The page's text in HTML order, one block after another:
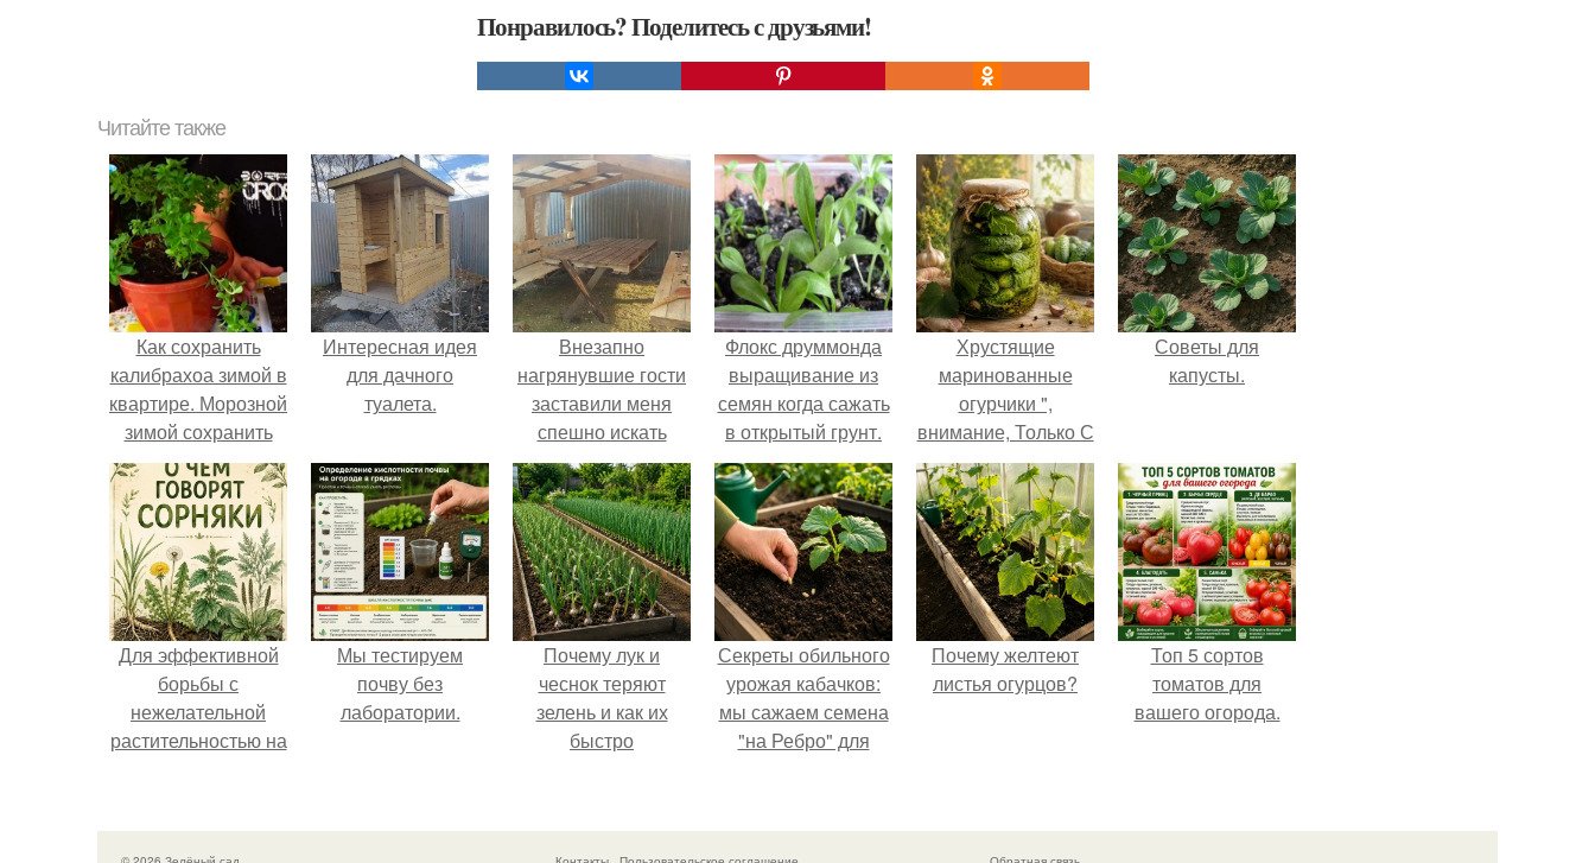
Понравилось? Поделитесь с друзьями!
Читайте также
Как сохранить
калибрахоа зимой в
квартире. Морозной
зимой сохранить
калибрахоа дома –
как это сделать
правильно?
Интересная идея
для дачного
туалета.
Внезапно
нагрянувшие гости
заставили меня
спешно искать
решение, так как на
обстоятельный
ремонт времени
катастрофически не
хватало.
Флокс друммонда
выращивание из
семян когда сажать
в открытый грунт.
Флокс друммонда в
ландшафтном
дизайне
Хрустящие
маринованные
огурчики ",
внимание, Только С
Грядки".
Советы для
капусты.
Для эффективной
борьбы с
нежелательной
растительностью на
участке крайне
важно понимать
Мы тестируем
почву без
лаборатории.
Почему лук и
чеснок теряют
зелень и как их
быстро
Секреты обильного
урожая кабачков:
мы сажаем семена
"на Ребро" для
Почему желтеют
листья огурцов?
Топ 5 сортов
томатов для
вашего огорода.